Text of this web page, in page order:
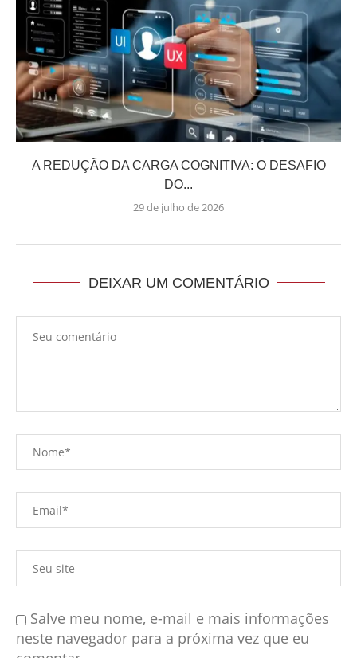
A REDUÇÃO DA CARGA COGNITIVA: O DESAFIO
DO...
29 de julho de 2026
DEIXAR UM COMENTÁRIO
Salve meu nome, e-mail e mais informações
neste navegador para a próxima vez que eu